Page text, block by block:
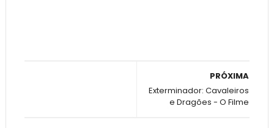
PRÓXIMA
Exterminador: Cavaleiros
e Dragões - O Filme